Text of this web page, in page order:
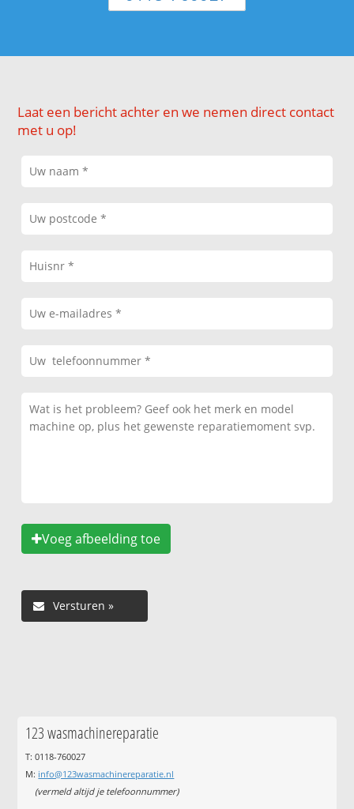
Laat een bericht achter en we nemen direct contact
met u op!
Voeg afbeelding toe
123 wasmachinereparatie
T: 0118-760027
M: info@123wasmachinereparatie.nl
(vermeld altijd je telefoonnummer)